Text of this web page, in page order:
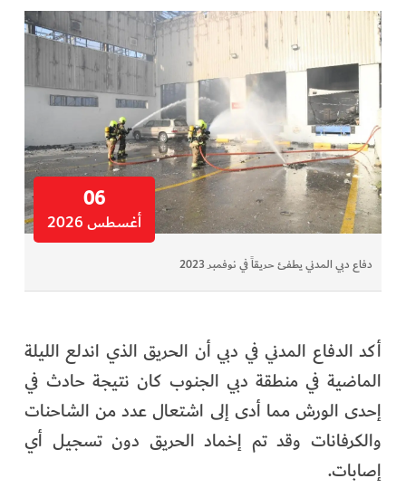
06
أغسطس 2026
دفاع دبي المدني يطفئ حريقاً في نوفمبر 2023
أكد الدفاع المدني في دبي أن الحريق الذي اندلع الليلة
الماضية في منطقة دبي الجنوب كان نتيجة حادث في
إحدى الورش مما أدى إلى اشتعال عدد من الشاحنات
والكرفانات وقد تم إخماد الحريق دون تسجيل أي
إصابات.